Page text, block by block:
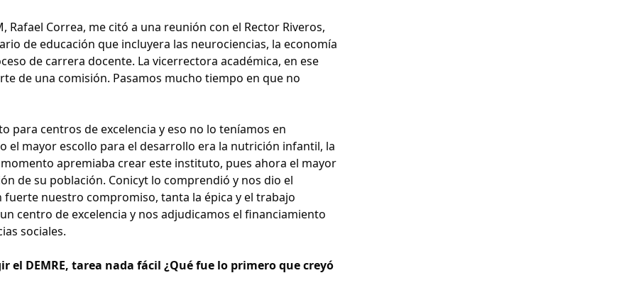
Rafael Correa, me citó a una reunión con el Rector Riveros,
de educación que incluyera las neurociencias, la economía
de carrera docente. La vicerrectora académica, en ese
de una comisión. Pasamos mucho tiempo en que no
para centros de excelencia y eso no lo teníamos en
el mayor escollo para el desarrollo era la nutrición infantil, la
apremiaba crear este instituto, pues ahora el mayor
de su población. Conicyt lo comprendió y nos dio el
fuerte nuestro compromiso, tanta la épica y el trabajo
centro de excelencia y nos adjudicamos el financiamiento
sociales.
el DEMRE, tarea nada fácil ¿Qué fue lo primero que creyó